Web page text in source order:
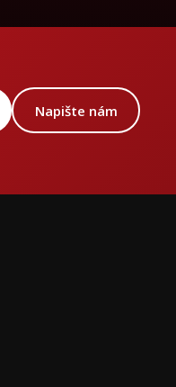
Napište nám